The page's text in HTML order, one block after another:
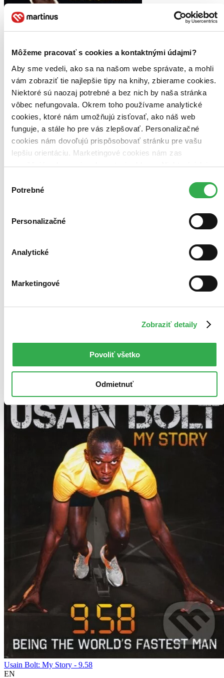
Môžeme pracovať s cookies a kontaktnými údajmi?
Aby sme vedeli, ako sa na našom webe správate, a mohli
vám zobraziť tie najlepšie tipy na knihy, zbierame cookies.
Niektoré sú naozaj potrebné a bez nich by naša stránka
vôbec nefungovala. Okrem toho používame analytické
cookies, ktoré nám umožňujú zisťovať, ako náš web
funguje, a stále ho pre vás zlepšovať. Personalizačné
cookies nám dovoľujú prispôsobovať stránku pre vašu
lepšiu orientáciu. Marketingové cookies nám zas
umožňujú zobrazenie relevantnej reklamy. Niektoré údaje
keby sme mohli používať všetky tieto cookies. Ďakujeme!
súhlasu
Potrebné
Personalizačné
Analytické
Marketingové
Zobraziť detaily
Povoliť všetko
Odmietnuť
The autobiography of the fastest man of all time and a superstar
whose talent and charisma have made him one of the most famous
Tento produkt je na objednávku a jeho dodanie môže trvať aj
viac ako 30 dní. Urobíme však všetko pre to, aby sme vašu
Vložiť do košíka
Usain Bolt: My Story - 9.58
EN